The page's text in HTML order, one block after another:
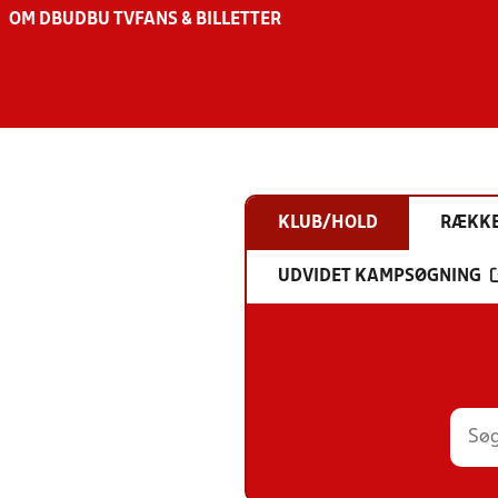
OM DBU DBU TV FANS & BILLETTER
KLUB/HOLD
UDVIDET KAMPSØGNING